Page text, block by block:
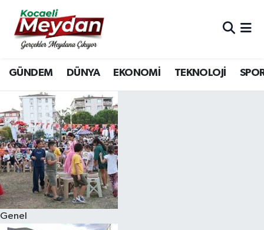
GÜNDEM DÜNYA EKONOMİ TEKNOLOJİ
Genel
Nöbetçi Eczaneler
Hava Durumu
Trafik Durumu
Süper Lig Puan Durumu ve Fikstür
Tüm Manşetler
Son Dakika Haberleri
Haber Arşivi